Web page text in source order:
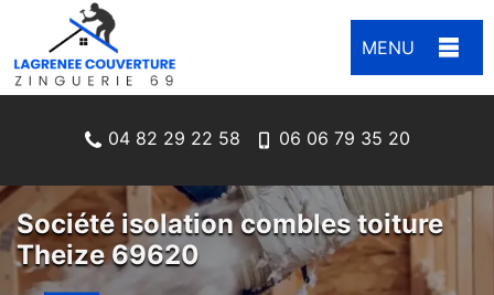
MENU
04 82 29 22 58 06 06 79 35 20
Société isolation combles toiture
Theize 69620